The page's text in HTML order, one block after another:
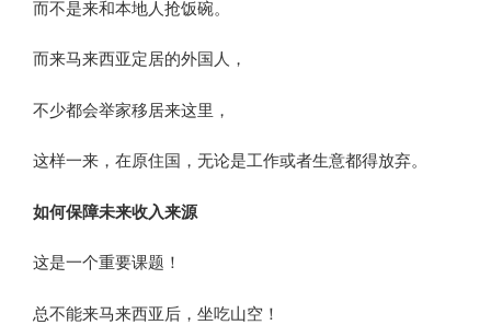
而不是来和本地人抢饭碗。
而来马来西亚定居的外国人，
不少都会举家移居来这里，
这样一来，在原住国，无论是工作或者生意都得放弃。
如何保障未来收入来源
这是一个重要课题！
总不能来马来西亚后，坐吃山空​！